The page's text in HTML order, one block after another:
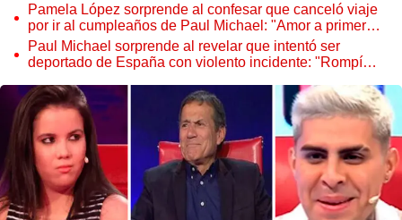
Pamela López sorprende al confesar que canceló viaje
por ir al cumpleaños de Paul Michael: "Amor a primera
vista"
Paul Michael sorprende al revelar que intentó ser
deportado de España con violento incidente: "Rompí